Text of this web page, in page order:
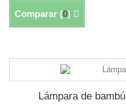
Comparar (0)
Lámpara de